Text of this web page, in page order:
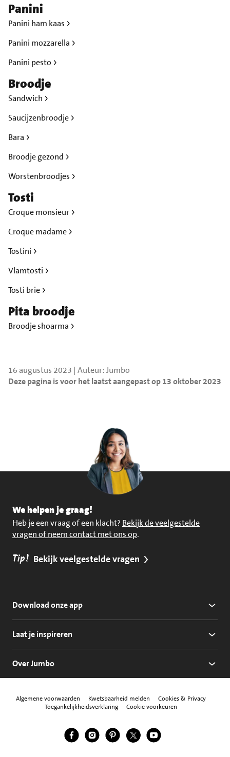
Panini
Panini ham kaas
Panini mozzarella
Panini pesto
Broodje
Sandwich
Saucijzenbroodje
Bara
Broodje gezond
Worstenbroodjes
Tosti
Croque monsieur
Croque madame
Tostini
Vlamtosti
Tosti brie
Pita broodje
Broodje shoarma
16 augustus 2023 | Auteur: Jumbo
Deze pagina is voor het laatst aangepast op 13 oktober 2023
We helpen je graag!
Heb je een vraag of een klacht? Bekijk de veelgestelde
vragen of neem contact met ons op.
Tip! Bekijk veelgestelde vragen
Download onze app
Laat je inspireren
Over Jumbo
Algemene voorwaarden Kwetsbaarheid melden
Cookies & Privacy
Toegankelijkheidsverklaring
Cookie voorkeuren
Volg ons
Jumbo Facebook
Jumbo Instagram
Jumbo Pinterest
Jumbo Twitter
Jumbo YouTube